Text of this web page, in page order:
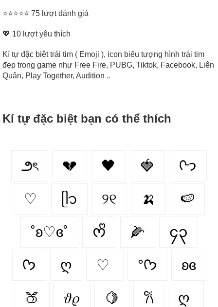
⭐⭐⭐⭐⭐ 75 lượt đánh giá
💖 10 lượt yêu thích
Kí tự đặc biệt trái tim ( Emoji ), icon biểu tượng hình trái tim
đẹp trong game như Free Fire, PUBG, Tiktok, Facebook, Liên
Quân, Play Together, Audition ..
Kí tự đặc biệt bạn có thể thích
౨ৎ 💔 🖤 🍓 ᢉ𐭩
♡ ᥫ᭡ ୨୧ 🍌 🍉
˚ʚ♡ɞ˚ ᰔᩚ 🌽 ၄၃
ᡣ𐭩 ღ ♡ °ᡣ𐭩 ʚɞ
🍑 𝜗𝜚 🍋 𐙚 ღ